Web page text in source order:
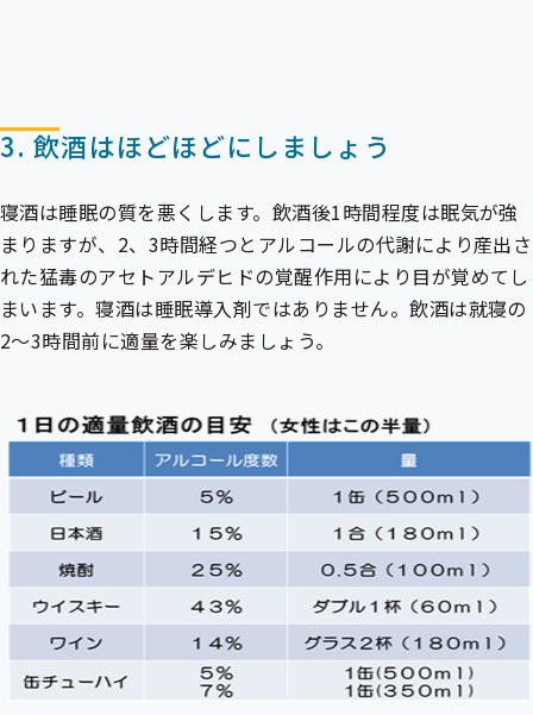
3. 飲酒はほどほどにしましょう
寝酒は睡眠の質を悪くします。飲酒後1時間程度は眠気が強
まりますが、2、3時間経つとアルコールの代謝により産出さ
れた猛毒のアセトアルデヒドの覚醒作用により目が覚めてし
まいます。寝酒は睡眠導入剤ではありません。飲酒は就寝の
2～3時間前に適量を楽しみましょう。